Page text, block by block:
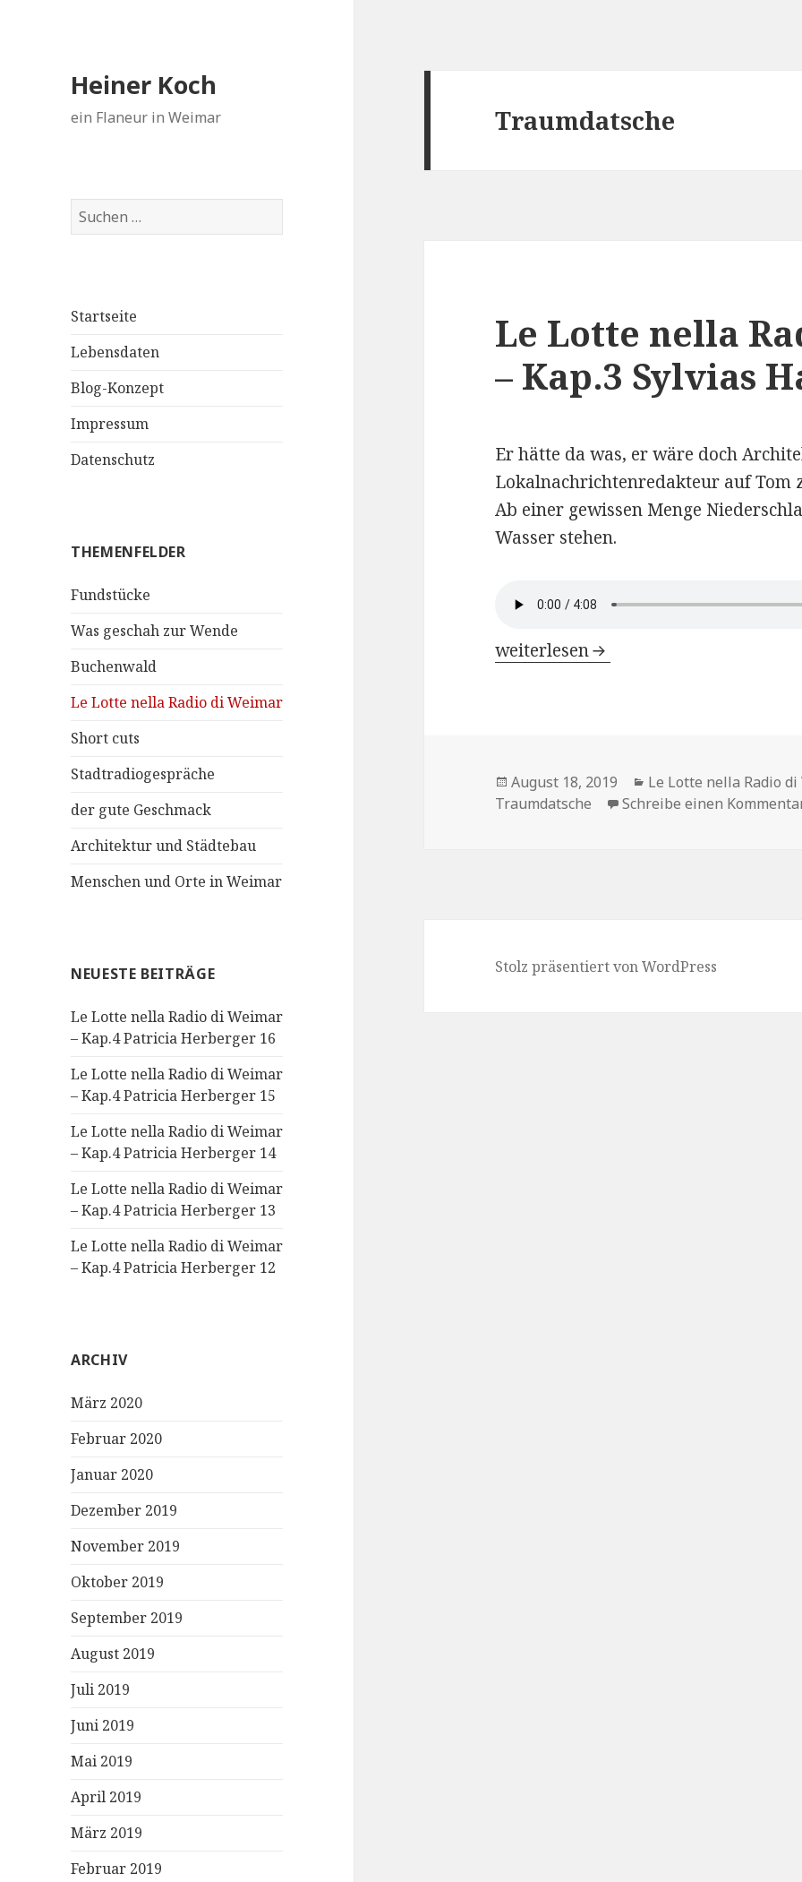
Heiner Koch
ein Flaneur in Weimar
Suchen
nach:
Startseite
Lebensdaten
Blog-Konzept
Impressum
Datenschutz
THEMENFELDER
Fundstücke
Was geschah zur Wende
Buchenwald
Le Lotte nella Radio di Weimar
Short cuts
Stadtradiogespräche
der gute Geschmack
Architektur und Städtebau
Menschen und Orte in Weimar
NEUESTE BEITRÄGE
Le Lotte nella Radio di Weimar
– Kap.4 Patricia Herberger 16
Le Lotte nella Radio di Weimar
– Kap.4 Patricia Herberger 15
Le Lotte nella Radio di Weimar
– Kap.4 Patricia Herberger 14
Le Lotte nella Radio di Weimar
– Kap.4 Patricia Herberger 13
Le Lotte nella Radio di Weimar
– Kap.4 Patricia Herberger 12
ARCHIV
März 2020
Februar 2020
Januar 2020
Dezember 2019
November 2019
Oktober 2019
September 2019
August 2019
Juli 2019
Juni 2019
Mai 2019
April 2019
März 2019
Februar 2019
Traumdatsche
Le Lotte nella
– Kap.3 Sylvias
Er hätte da was, er wäre doch
Lokalnachrichtenredakteur auf Tom
Ab einer gewissen Menge
Wasser stehen.
Le Lotte nella Radio di Weimar –
weiterlesen
Veröffentlicht
am
August 18, 2019 Kategorien
Le Lotte nella Radio
Traumdatsche
Schreibe einen
Stolz präsentiert von WordPress